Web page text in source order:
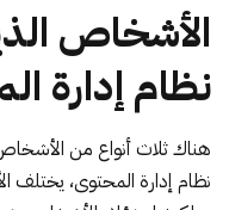
الأشخاص
نظام إدارة
هناك ثلاث أنواع من
نظام إدارة المحتوى،